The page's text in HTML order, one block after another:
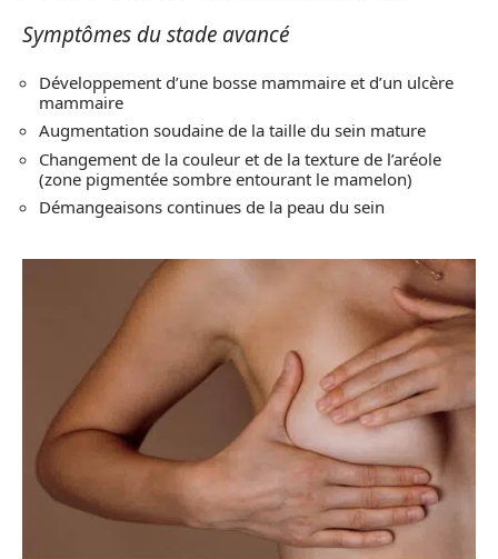
Symptômes du stade avancé
Développement d’une bosse mammaire et d’un ulcère
mammaire
Augmentation soudaine de la taille du sein mature
Changement de la couleur et de la texture de l’aréole
(zone pigmentée sombre entourant le mamelon)
Démangeaisons continues de la peau du sein